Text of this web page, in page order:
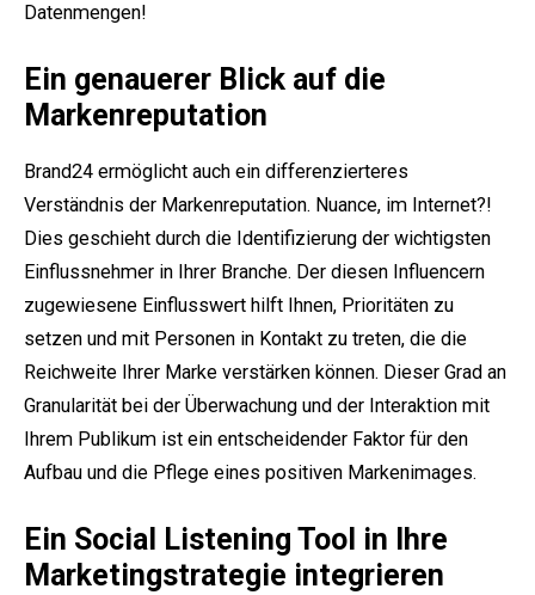
Datenmengen!
Ein genauerer Blick auf die
Markenreputation
Brand24 ermöglicht auch ein differenzierteres
Verständnis der Markenreputation. Nuance, im Internet?!
Dies geschieht durch die Identifizierung der wichtigsten
Einflussnehmer in Ihrer Branche. Der diesen Influencern
zugewiesene Einflusswert hilft Ihnen, Prioritäten zu
setzen und mit Personen in Kontakt zu treten, die die
Reichweite Ihrer Marke verstärken können. Dieser Grad an
Granularität bei der Überwachung und der Interaktion mit
Ihrem Publikum ist ein entscheidender Faktor für den
Aufbau und die Pflege eines positiven Markenimages.
Ein Social Listening Tool in Ihre
Marketingstrategie integrieren